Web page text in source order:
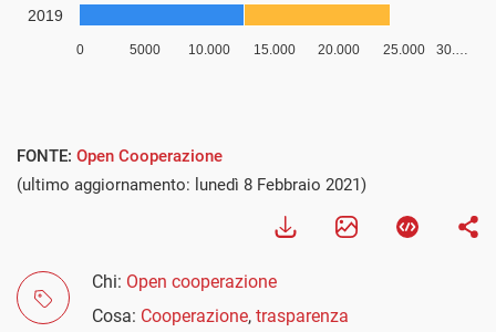
FONTE: Open Cooperazione
(ultimo aggiornamento: lunedì 8 Febbraio 2021)
Chi: Open cooperazione
Cosa: Cooperazione, trasparenza